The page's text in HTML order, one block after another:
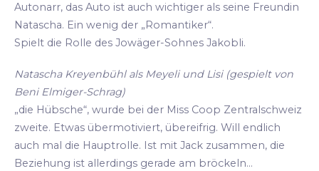
Autonarr, das Auto ist auch wichtiger als seine Freundin
Natascha. Ein wenig der „Romantiker“.
Spielt die Rolle des Jowäger-Sohnes Jakobli.
Natascha Kreyenbühl als Meyeli und Lisi (gespielt von
Beni Elmiger-Schrag)
„die Hübsche“, wurde bei der Miss Coop Zentralschweiz
zweite. Etwas übermotiviert, übereifrig. Will endlich
auch mal die Hauptrolle. Ist mit Jack zusammen, die
Beziehung ist allerdings gerade am bröckeln...